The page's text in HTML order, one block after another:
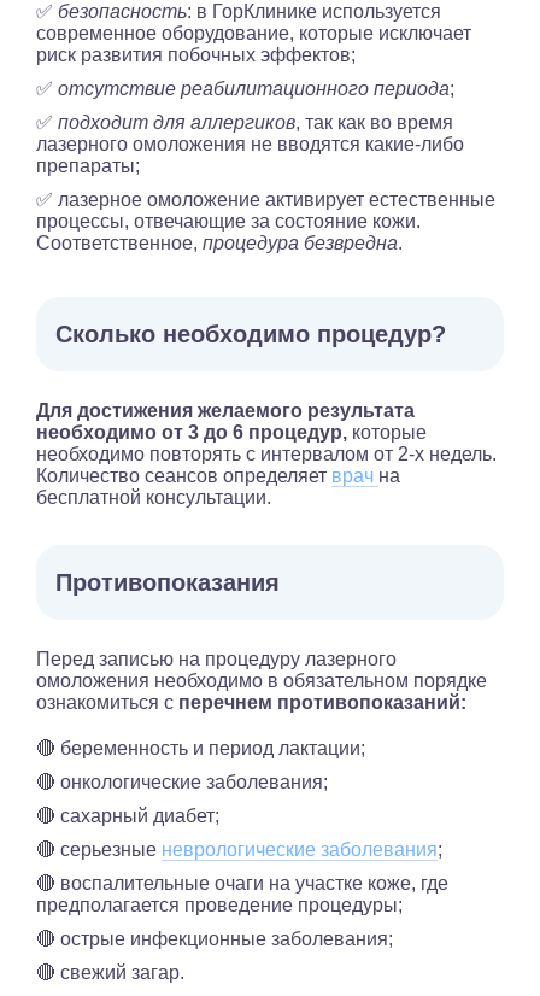
✅ безопасность: в ГорКлинике используется
современное оборудование, которые исключает
риск развития побочных эффектов;
✅ отсутствие реабилитационного периода;
✅ подходит для аллергиков, так как во время
лазерного омоложения не вводятся какие-либо
препараты;
✅ лазерное омоложение активирует естественные
процессы, отвечающие за состояние кожи.
Соответственное, процедура безвредна.
Сколько необходимо процедур?
Для достижения желаемого результата
необходимо от 3 до 6 процедур, которые
необходимо повторять с интервалом от 2-х недель.
Количество сеансов определяет врач на
бесплатной консультации.
Противопоказания
Перед записью на процедуру лазерного
омоложения необходимо в обязательном порядке
ознакомиться с перечнем противопоказаний:
🔴 беременность и период лактации;
🔴 онкологические заболевания;
🔴 сахарный диабет;
🔴 серьезные неврологические заболевания;
🔴 воспалительные очаги на участке коже, где
предполагается проведение процедуры;
🔴 острые инфекционные заболевания;
🔴 свежий загар.